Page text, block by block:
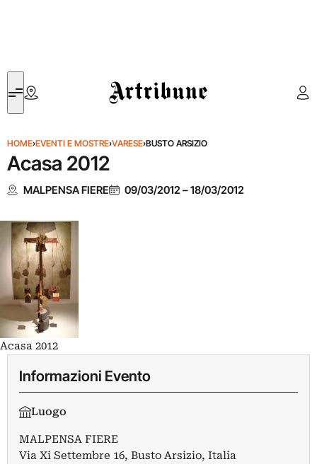
Artribune
HOME›EVENTI E MOSTRE›VARESE›BUSTO ARSIZIO
Acasa 2012
MALPENSA FIERE 09/03/2012–18/03/2012
Acasa 2012
Informazioni Evento
Luogo
MALPENSA FIERE
Via Xi Settembre 16, Busto Arsizio, Italia